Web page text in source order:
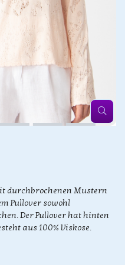
durchbrochenen Mustern
Pullover sowohl
Der Pullover hat hinten
aus 100% Viskose.